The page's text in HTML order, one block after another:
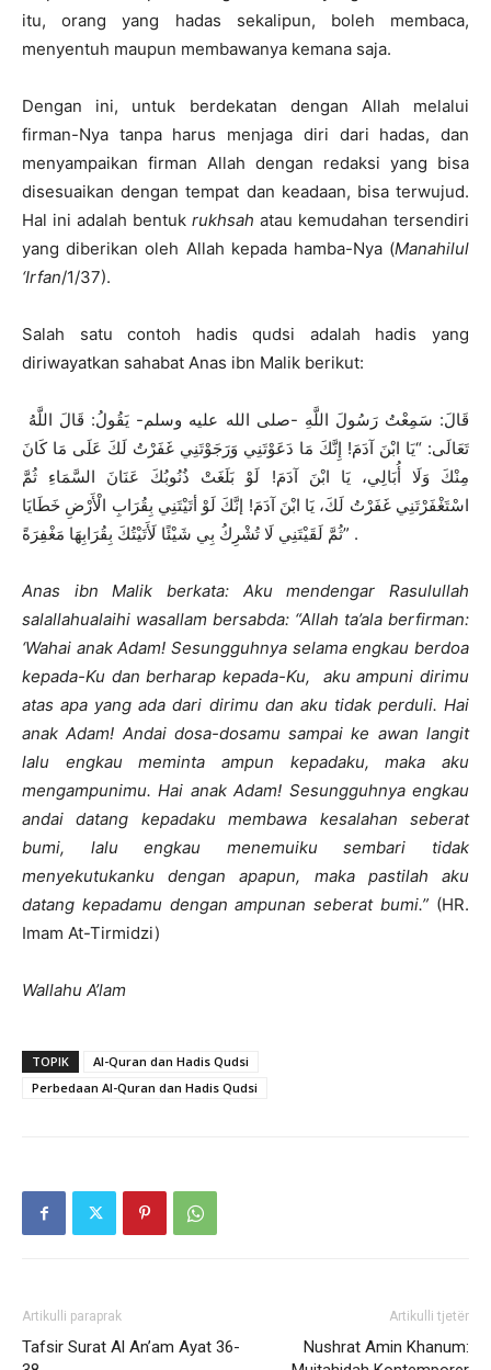
itu, orang yang hadas sekalipun, boleh membaca,
menyentuh maupun membawanya kemana saja.
Dengan ini, untuk berdekatan dengan Allah melalui
firman-Nya tanpa harus menjaga diri dari hadas, dan
menyampaikan firman Allah dengan redaksi yang bisa
disesuaikan dengan tempat dan keadaan, bisa terwujud.
Hal ini adalah bentuk rukhsah atau kemudahan tersendiri
yang diberikan oleh Allah kepada hamba-Nya (Manahilul
‘Irfan/1/37).
Salah satu contoh hadis qudsi adalah hadis yang
diriwayatkan sahabat Anas ibn Malik berikut:
تَعَالَى: “يَا ابْنَ آدَمَ! إِنَّكَ مَا دَعَوْتَنِي وَرَجَوْتَنِي غَفَرْتُ لَكَ عَلَى مَا كَانَ
مِنْكَ وَلَا أُبَالِي، يَا ابْنَ آدَمَ! لَوْ بَلَغَتْ ذُنُوبُكَ عَنَانَ السَّمَاءِ ثُمَّ
اسْتَغْفَرْتَنِي غَفَرْتُ لَكَ، يَا ابْنَ آدَمَ! إنَّكَ لَوْ أتَيْتَنِي بِقُرَابِ الْأَرْضِ خَطَايَا
ثُمَّ لَقَيْتَنِي لَا تُشْرِكُ بِي شَيْئًا لَأَتَيْتُكَ بِقُرَابِهَا مَغْفِرَةً” .
Anas ibn Malik berkata: Aku mendengar Rasulullah
salallahualaihi wasallam bersabda: “Allah ta’ala berfirman:
‘Wahai anak Adam! Sesungguhnya selama engkau berdoa
kepada-Ku dan berharap kepada-Ku, aku ampuni dirimu
atas apa yang ada dari dirimu dan aku tidak perduli. Hai
anak Adam! Andai dosa-dosamu sampai ke awan langit
lalu engkau meminta ampun kepadaku, maka aku
mengampunimu. Hai anak Adam! Sesungguhnya engkau
andai datang kepadaku membawa kesalahan seberat
bumi, lalu engkau menemuiku sembari tidak
menyekutukanku dengan apapun, maka pastilah aku
datang kepadamu dengan ampunan seberat bumi.” (HR.
Imam At-Tirmidzi)
Wallahu A’lam
TOPIK
Al-Quran dan Hadis Qudsi
Perbedaan Al-Quran dan Hadis Qudsi
Artikulli paraprak
Tafsir Surat Al An’am Ayat 36-
Artikulli tjetër
Nushrat Amin Khanum: